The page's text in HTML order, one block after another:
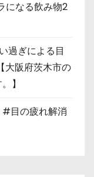
になる飲み物2
過ぎによる目
阪府茨木市の
】
#目の疲れ解消